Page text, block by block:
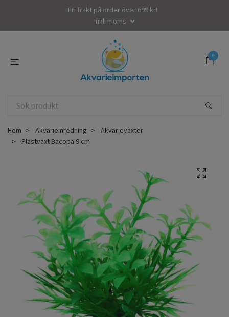
Fri frakt på order över 699 kr!
Inkl. moms
0
Hem Akvarieinredning
Akvarieväxter
Plastväxt Bacopa 9 cm